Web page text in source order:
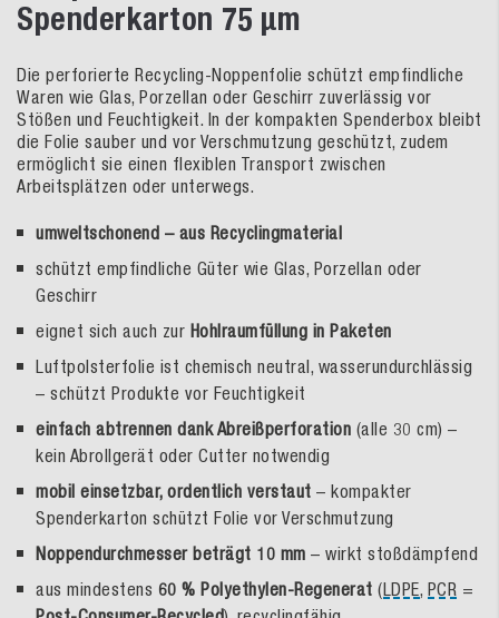
Spenderkarton 75 µm
Die perforierte Recycling-Noppenfolie schützt empfindliche
Waren wie Glas, Porzellan oder Geschirr zuverlässig vor
Stößen und Feuchtigkeit. In der kompakten Spenderbox bleibt
die Folie sauber und vor Verschmutzung geschützt, zudem
ermöglicht sie einen flexiblen Transport zwischen
Arbeitsplätzen oder unterwegs.
umweltschonend – aus Recyclingmaterial
schützt empfindliche Güter wie Glas, Porzellan oder
Geschirr
eignet sich auch zur Hohlraumfüllung in Paketen
Luftpolsterfolie ist chemisch neutral, wasserundurchlässig
– schützt Produkte vor Feuchtigkeit
einfach abtrennen dank Abreißperforation (alle 30 cm) –
kein Abrollgerät oder Cutter notwendig
mobil einsetzbar, ordentlich verstaut – kompakter
Spenderkarton schützt Folie vor Verschmutzung
Noppendurchmesser beträgt 10 mm – wirkt stoßdämpfend
aus mindestens 60 % Polyethylen-Regenerat (LDPE, PCR =